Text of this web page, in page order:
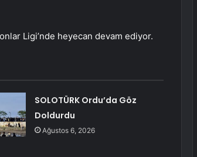
Ligi’nde heyecan devam ediyor.
SOLOTÜRK Ordu’da Göz
Doldurdu
Ağustos 6, 2026